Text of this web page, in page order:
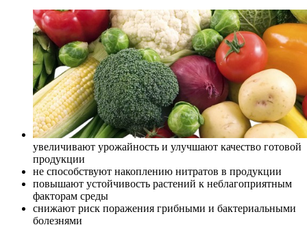
увеличивают урожайность и улучшают качество готовой
продукции
не способствуют накоплению нитратов в продукции
повышают устойчивость растений к неблагоприятным
факторам среды
снижают риск поражения грибными и бактериальными
болезнями